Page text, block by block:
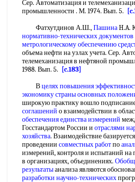
Сер. Автоматизация и
промышленности . М. 1974. Вып. 5.
Фатхутдинов А.Ш.,ПашинаH.A.
нормативно-технических документов
метрологическому обеспечению
объема нефти на узлах учета. Сер.
телемеханизация в нефтяной
1988. Вып. 5.
[c.183]
Вцелях повышения
экономику страныосновных
широкую практику вошло
соглашений о взаимодействии в
обеспечения единства измерений
Госстандартом России и отраслями
хозяйства. Взаимодействие
проведении совместных работпо
измерений, контроля и испытаний на
в организациях, объединениях.
результатыанализа являются
разработки научно-технических